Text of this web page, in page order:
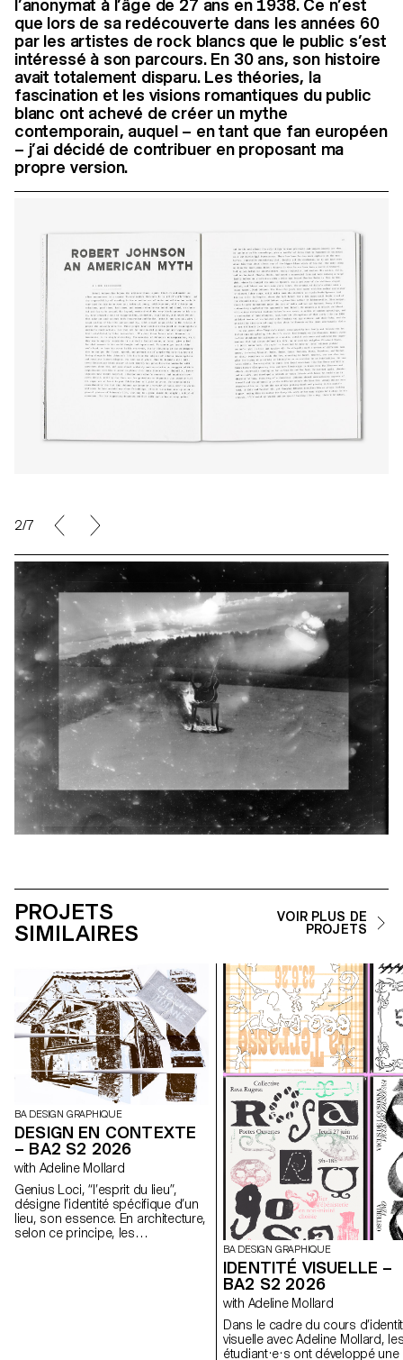
l’anonymat à l’âge de 27 ans en 1938. Ce n’est
que lors de sa redécouverte dans les années 60
par les artistes de rock blancs que le public s’est
intéressé à son parcours. En 30 ans, son histoire
avait totalement disparu. Les théories, la
fascination et les visions romantiques du public
blanc ont achevé de créer un mythe
contemporain, auquel – en tant que fan européen
– j’ai décidé de contribuer en proposant ma
propre version.
2/7
PROJETS
SIMILAIRES
VOIR PLUS DE
PROJETS
BA DESIGN GRAPHIQUE
DESIGN EN CONTEXTE
– BA2 S2 2026
with Adeline Mollard
Genius Loci, “l’esprit du lieu”,
désigne l’identité spécifique d’un
lieu, son essence. En architecture,
selon ce principe, les
BA DESIGN GRAPHIQUE
IDENTITÉ VISUELLE –
BA2 S2 2026
with Adeline Mollard
Dans le cadre du cours
visuelle avec Adeline Mollard,
étudiant·e·s ont développé une